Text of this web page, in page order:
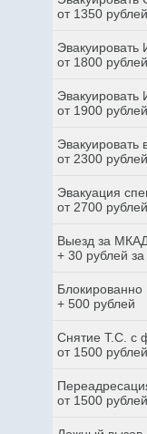
от 1350 рублей
Эвакуировать
от 1800 рублей
Эвакуировать
от 1900 рублей
от 2300 рублей
Эвакуация
от 2700 рублей
Выезд за МКАД
+ 30 рублей
Блокированно
+ 500 рублей
Снятие Т.С. с
от 1500 рублей
от 1500 рублей